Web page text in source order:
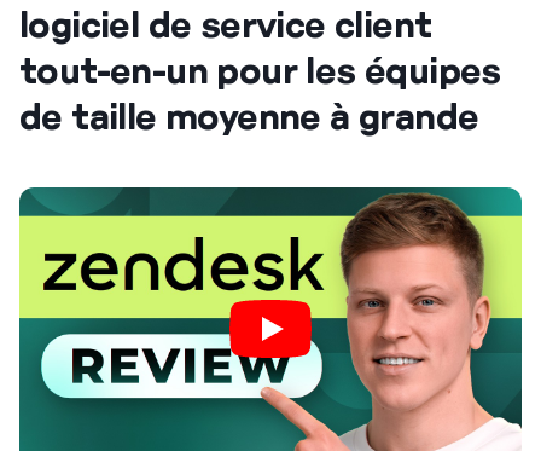
logiciel de service client
tout-en-un pour les équipes
de taille moyenne à grande